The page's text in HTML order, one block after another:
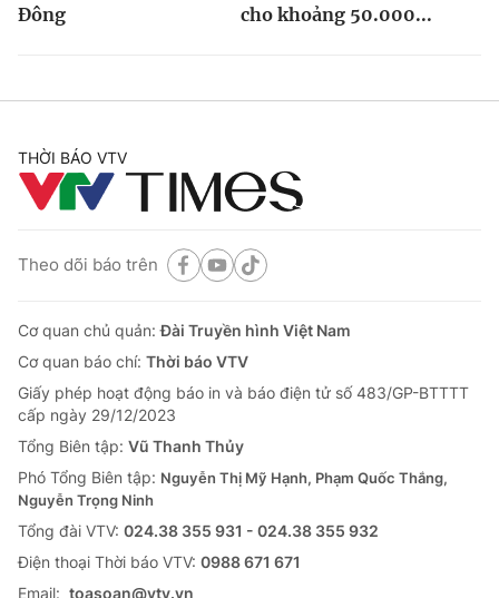
Đông
cho khoảng 50.000...
THỜI BÁO VTV
Theo dõi báo trên
Cơ quan chủ quản:Đài Truyền hình Việt Nam
Cơ quan báo chí: Thời báo VTV
Giấy phép hoạt động báo in và báo điện tử số 483/GP-BTTTT
cấp ngày 29/12/2023
Tổng Biên tập: Vũ Thanh Thủy
Phó Tổng Biên tập: Nguyễn Thị Mỹ Hạnh, Phạm Quốc Thắng,
Nguyễn Trọng Ninh
Tổng đài VTV: 024.38 355 931 - 024.38 355 932
Ðiện thoại Thời báo VTV: 0988 671 671
Email: toasoan@vtv.vn